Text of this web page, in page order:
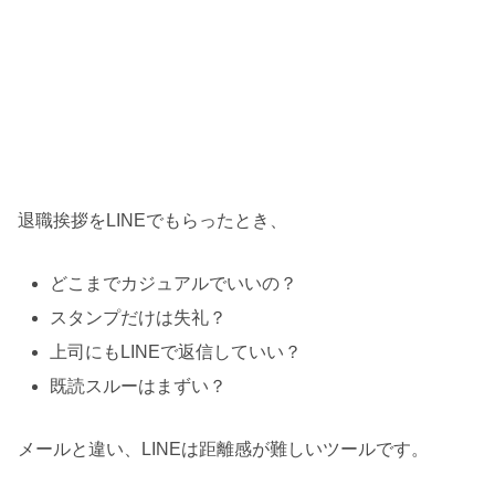
退職挨拶をLINEでもらったとき、
どこまでカジュアルでいいの？
スタンプだけは失礼？
上司にもLINEで返信していい？
既読スルーはまずい？
メールと違い、LINEは距離感が難しいツールです。